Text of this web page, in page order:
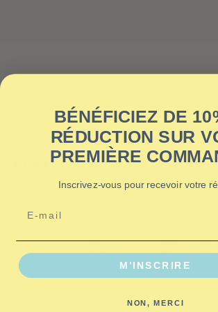
Serviette - ANNECY
Motif :Serviette - ANNECY (L)
BÉNÉFICIEZ DE
RÉDUCTION SUR
PREMIÈRE
Inscrivez-vous pour recevoir votre
M’INSCRIRE
NON, MERCI